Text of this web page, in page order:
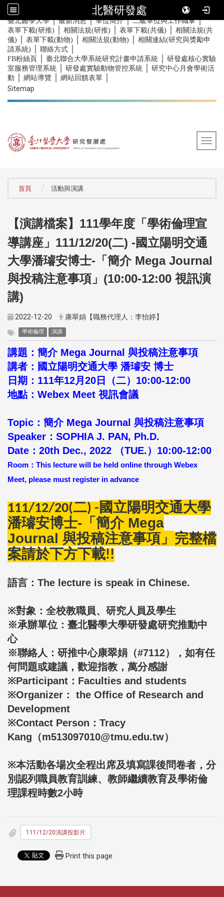
北醫研發處
::: 臺北醫學大學｜最新消息｜單位簡介｜二級單位與工作職掌｜
表單下載(研推) 相關法規(研推) 表單下載(共儀)
相關法規(共
儀)
表單下載(動物) 相關法規(動物)
相關連結(研究與獎勵申
請系統)
聯絡方式
FB粉絲頁 臺北聯合大學系統研究計畫申請系統
研發處核心實驗
室服務管理系統
研發處實驗動物管控系統
研究中心月會學術活
動
網站導覽 網站回饋表單
Sitemap
首頁 活動與演講
【演講檔案】 111學年度「學術倫理宣
導講座」111/12/20(二) -國立陽明交通
大學潘璿安博士-「簡介 Mega Journal
與投稿注意事項」(10:00-12:00 視訊演
講)
2022-12-20 康翠娟【職務代理人：李怡婷】
學術倫理 演講
講題：簡介 Mega Journal 與投稿注意事項
講者：國立陽明交通大學 潘璿安 博士
日期：111年12月20日（二）10:00-12:00
地點：Webex Meet 視訊會議
Topic：簡介 Mega Journal 與投稿注意事項
Speaker：SOPHIA J. PAN, Ph.D.
Date：20th Dec., 2022 （TUE.）10:00-12:00
Room：This lecture will be held online through Webex
Meet, please must register in advance
111/12/20(二) - 國立陽明交通大學
潘璿安博士-「簡介 Mega
Journal 與投稿注意事項」 完整檔
案請於下方下載!!
語言：The lecture is speak in Chinese.
※對象：全校教職員、研究人員及學生
※承辦單位：臺北醫學大學研發處研究推動中
心
※聯絡人：研推中心康翠娟（#7112），如有任
何問題或建議，歡迎指教，萬分感謝
※Participant：Faculties and students
※Organizer： the Office of Research and
Development
※Contact Person：Tracy
Kang（m513097010@tmu.edu.tw）
※本活動各場次全程出席及填寫課後問卷者，分
別認列職員教育訓練、教師繼續教育及學術倫
理課程時數2小時
111/12/20演講投影片
Print this page